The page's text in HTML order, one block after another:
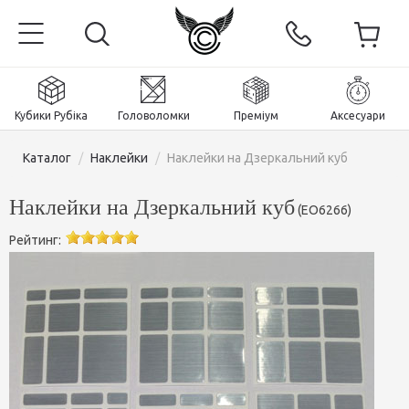
Кубики Рубіка Головоломки Преміум Аксесуари
Каталог / Наклейки / Наклейки на Дзеркальний куб
Наклейки на Дзеркальний куб(EO6266)
Рейтинг:
Головна
Кубики Рубіка
Кубики 2x2x2
Кубики Рубіка 3х3х3
Головоломки
Пірамінкси (тетраедри)
Аксесуари